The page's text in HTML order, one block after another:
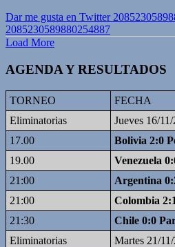
Dar me gusta en Twitter
2085230589880254887
Load More
AGENDA Y RESULTADOS
TORNEO
FECHA
Eliminatorias
Jueves 16/
17.00
Bolivia 2:0
19.00
Venezuela
21:00
Argentina
21:00
Colombia
21:30
Chile 0:0
Eliminatorias
Martes 21/